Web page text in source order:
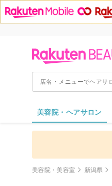
美容院・ヘアサロン
美容院・美容室 新潟県